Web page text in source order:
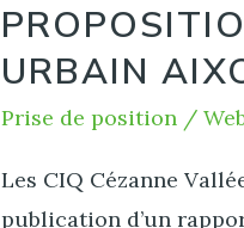
URBAIN
Prise de position /
Les CIQ Cézanne
publication d’un